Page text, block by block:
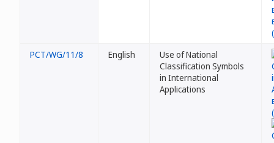
PCT/WG/11/8 English
Use of National
Classification Symbols
in International
Applications